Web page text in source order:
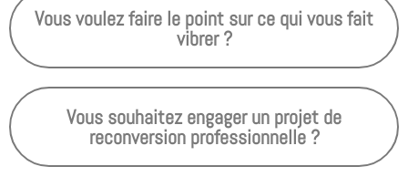
Vous voulez faire le point sur ce qui vous fait
vibrer ?
Vous souhaitez engager un projet de
reconversion professionnelle ?